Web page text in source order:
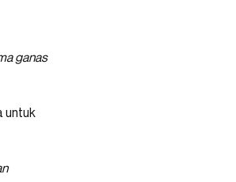
ganas
untuk